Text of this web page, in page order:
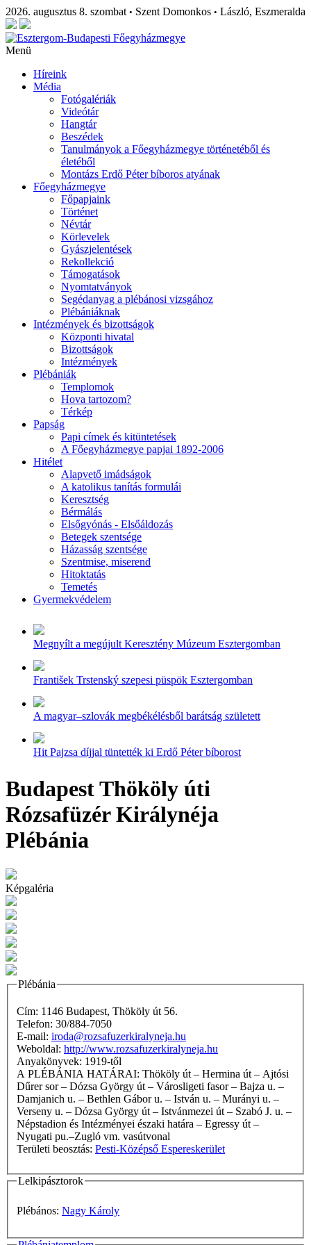
2026. augusztus 8. szombat • Szent Domonkos • László, Eszmeralda
Menü
Híreink
Média
Fotógalériák
Videótár
Hangtár
Beszédek
Tanulmányok a Főegyházmegye történetéből és
életéből
Montázs Erdő Péter bíboros atyának
Főegyházmegye
Főpapjaink
Történet
Névtár
Körlevelek
Gyászjelentések
Rekollekció
Támogatások
Nyomtatványok
Segédanyag a plébánosi vizsgához
Plébániáknak
Intézmények és bizottságok
Központi hivatal
Bizottságok
Intézmények
Plébániák
Templomok
Hova tartozom?
Térkép
Papság
Papi címek és kitüntetések
A Főegyházmegye papjai 1892-2006
Hitélet
Alapvető imádságok
A katolikus tanítás formulái
Keresztség
Bérmálás
Elsőgyónás - Elsőáldozás
Betegek szentsége
Házasság szentsége
Szentmise, miserend
Hitoktatás
Temetés
Gyermekvédelem
Megnyílt a megújult Keresztény Múzeum Esztergomban
František Trstenský szepesi püspök Esztergomban
A magyar–szlovák megbékélésből barátság született
Hit Pajzsa díjjal tüntették ki Erdő Péter bíborost
Budapest Thököly úti
Rózsafüzér Királynéja
Plébánia
Képgaléria
Plébánia
Cím: 1146 Budapest, Thököly út 56.
Telefon: 30/884-7050
E-mail: iroda@rozsafuzerkiralyneja.hu
Weboldal: http://www.rozsafuzerkiralyneja.hu
Anyakönyvek: 1919-től
A PLÉBÁNIA HATÁRAI: Thököly út – Hermina út – Ajtósi
Dűrer sor – Dózsa György út – Városligeti fasor – Bajza u. –
Damjanich u. – Bethlen Gábor u. – István u. – Murányi u. –
Verseny u. – Dózsa György út – Istvánmezei út – Szabó J. u. –
Népstadion és Intézményei északi határa – Egressy út –
Nyugati pu.–Zugló vm. vasútvonal
Területi beosztás: Pesti-Középső Espereskerület
Lelkipásztorok
Plébános: Nagy Károly